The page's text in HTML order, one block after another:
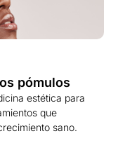
pómulos
estética para
que
sano.